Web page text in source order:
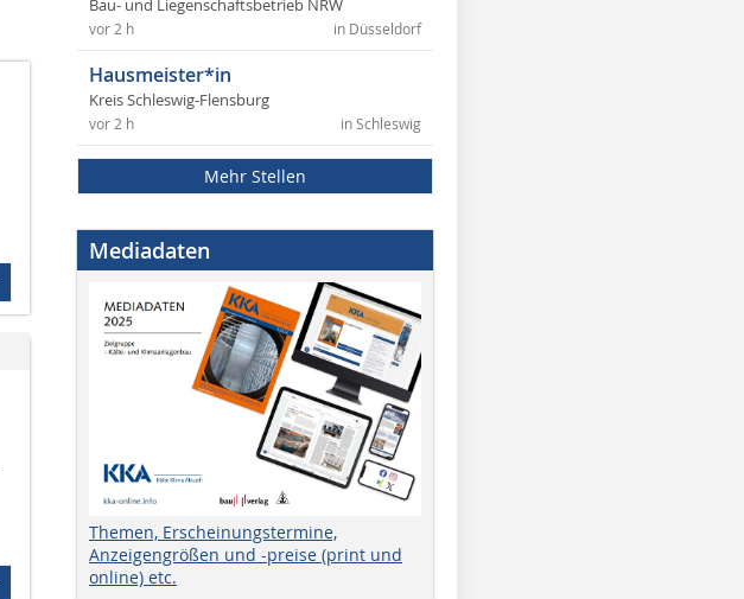
Bau- und Liegenschaftsbetrieb NRW
in Düsseldorf
vor 2 h
Hausmeister*in
Kreis Schleswig-Flensburg
in Schleswig
vor 2 h
Mehr Stellen
Mediadaten
Themen, Erscheinungstermine,
Anzeigengrößen und -preise (print und
online) etc.